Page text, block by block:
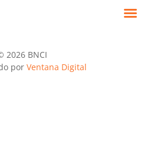
2026 BNCI
por Ventana Digital